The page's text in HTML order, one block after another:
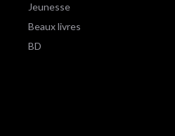
Jeunesse
Beaux livres
BD